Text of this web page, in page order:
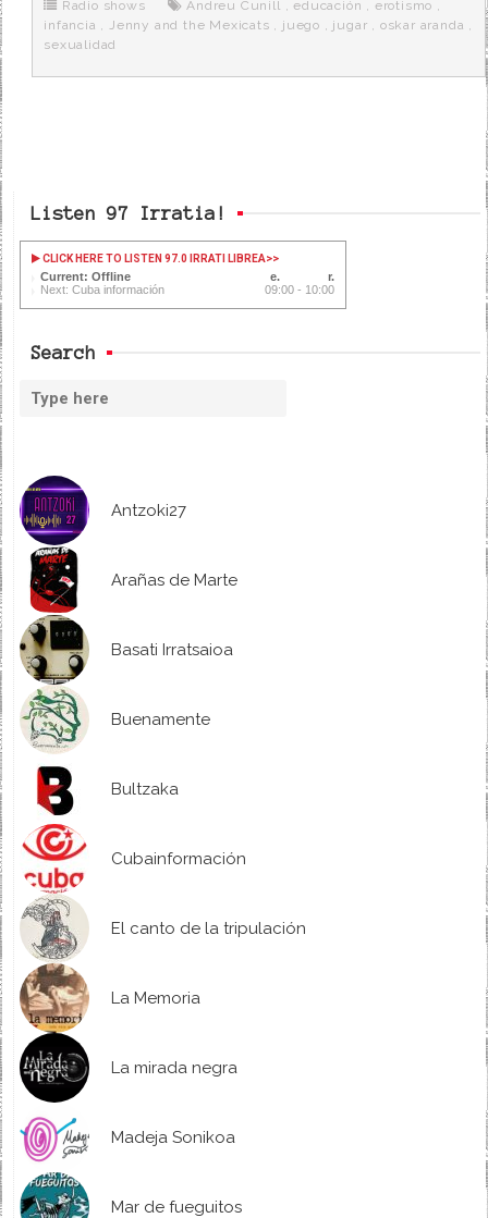
o
k
r
e
r
a
Radio shows Andreu Cunill ,educación , erotismo ,
infancia ,Jenny and the Mexicats , juego , jugar , oskar aranda ,
sexualidad
Listen 97 Irratia!
CLICK HERE TO LISTEN 97.0 IRRATI LIBREA>>
Current: Offline
Next: Cuba información
09:00 - 10:00
Search
Antzoki27
Arañas de Marte
Basati Irratsaioa
Buenamente
Bultzaka
Cubainformación
El canto de la tripulación
La Memoria
La mirada negra
Madeja Sonikoa
Mar de fueguitos